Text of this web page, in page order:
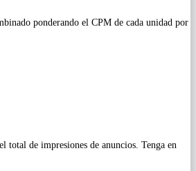
ponderando el CPM de cada unidad por
de impresiones de anuncios. Tenga en